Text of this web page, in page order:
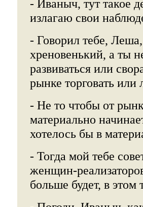
- Иваныч, тут такое
излагаю свои
- Говорил тебе, Леша,
хреновенький, а ты
развиваться или
рынке торговать или
- Не то чтобы от
материально
хотелось бы в
- Тогда мой тебе
женщин-
больше будет, в